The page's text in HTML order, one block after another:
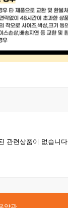
관련상품이 없습니다.